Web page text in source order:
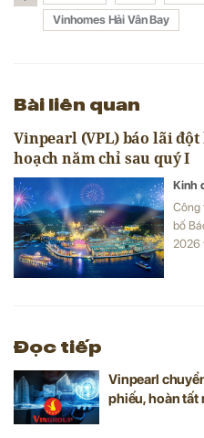
Vinhomes Hải Vân Bay
Bài liên quan
Vinpearl (VPL) báo lãi
hoạch năm chỉ sau quý I
Kinh
Công
bố
2026
Đọc tiếp
Vinpearl
phiếu, hoàn tất